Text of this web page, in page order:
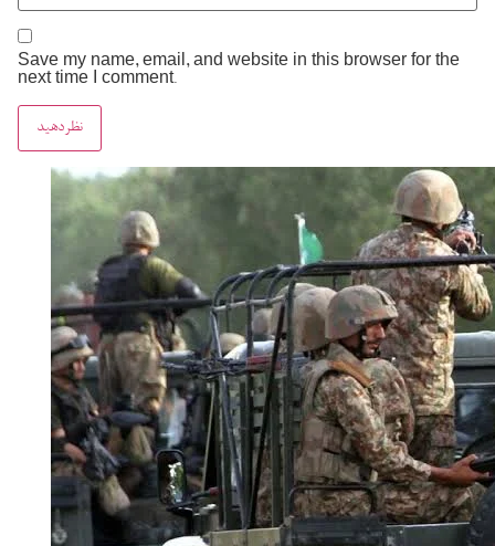
Save my name, email, and website in this browser for the
next time I comment.